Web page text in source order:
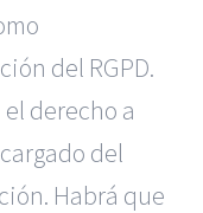
del RGPD.
el derecho a
del
Habrá que